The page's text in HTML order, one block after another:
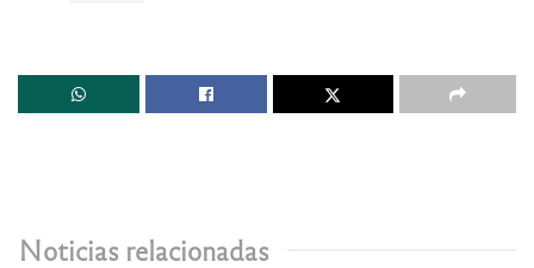
Noticias relacionadas